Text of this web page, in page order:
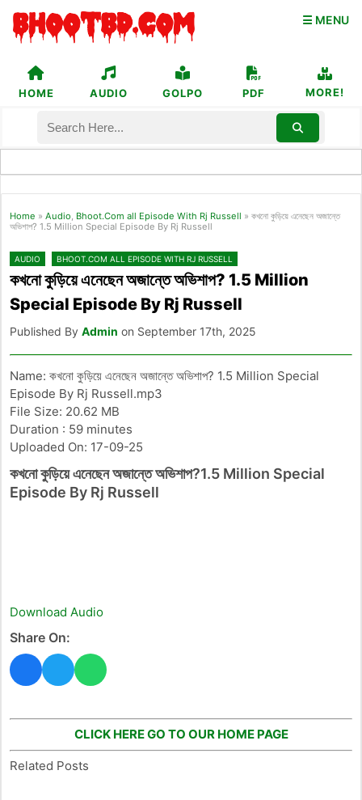
☰ MENU
HOME AUDIO GOLPO PDF MORE!
Home » Audio, Bhoot.Com all Episode With Rj Russell » কখনো কুড়িয়ে এনেছেন অজান্তে
অভিশাপ? 1.5 Million Special Episode By Rj Russell
AUDIO BHOOT.COM ALL EPISODE WITH RJ RUSSELL
কখনো কুড়িয়ে এনেছেন অজান্তে অভিশাপ? 1.5 Million
Special Episode By Rj Russell
Published By Admin on September 17th, 2025
Name: কখনো কুড়িয়ে এনেছেন অজান্তে অভিশাপ? 1.5 Million Special
Episode By Rj Russell.mp3
File Size: 20.62 MB
Duration : 59 minutes
Uploaded On: 17-09-25
কখনো কুড়িয়ে এনেছেন অজান্তে অভিশাপ?1.5 Million Special
Episode By Rj Russell
Download Audio
Share On:
CLICK HERE GO TO OUR HOME PAGE
Related Posts